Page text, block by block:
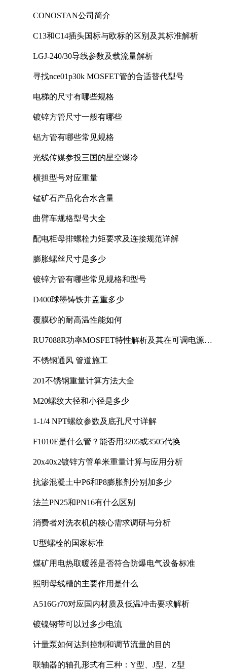
CONOSTAN公司简介
C13和C14插头国标与欧标的区别及其标准解析
LGJ-240/30导线参数及载流量解析
寻找nce01p30k MOSFET管的合适替代型号
电梯的尺寸有哪些规格
镀锌方管尺寸一般有哪些
铝方管有哪些常见规格
光线传媒参投三国的星空爆冷
横担型号对应重量
锰矿石产品化合水含量
曲臂车规格型号大全
配电柜母排螺栓力矩要求及连接规范详解
膨胀螺丝尺寸是多少
镀锌方管有哪些常见规格和型号
D400球墨铸铁井盖重多少
覆膜砂的耐高温性能如何
RU7088R功率MOSFET特性解析及其在可调电源设
不锈钢通风 管道施工
201不锈钢重量计算方法大全
M20螺纹大径和小径是多少
1-1/4 NPT螺纹参数及底孔尺寸详解
F1010E是什么管？能否用3205或3505代换
20x40x2镀锌方管单米重量计算与应用分析
抗渗混凝土中P6和P8膨胀剂分别加多少
法兰PN25和PN16有什么区别
消费者对洗衣机的核心需求调研与分析
U型螺栓的国家标准
煤矿用电热取暖器是否符合防爆电气设备标准
照明母线槽的主要作用是什么
A516Gr70对应国内材质及低温冲击要求解析
镀镍钢带可以过多少电流
计量泵如何达到控制和调节流量的目的
联轴器的轴孔形式有三种：Y型、J型、Z型